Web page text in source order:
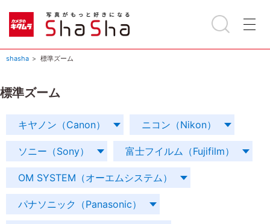
shasha 標準ズーム
標準ズーム
キヤノン（Canon） ニコン（Nikon）
ソニー（Sony） 富士フイルム（Fujifilm）
OM SYSTEM（オーエムシステム）
パナソニック（Panasonic）